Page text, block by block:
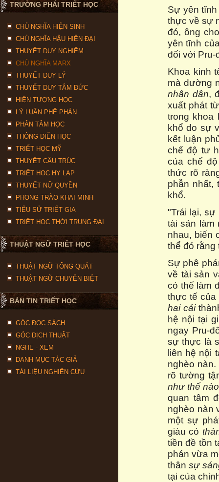
TRƯỜNG PHÁI TRIẾT HỌC
CHỦ NGHĨA HIỆN SINH
CHỦ NGHĨA HẬU HIỆN ĐẠI
THUYẾT DUY NGHIỆM
CHỦ NGHĨA MARX
THUYẾT DUY LÝ
THUYẾT DUY TÂM ĐỨC
HIỆN TƯỢNG HỌC
LÝ LUẬN PHÊ PHÁN
PHÂN TÂM HỌC
THÔNG DIỄN HỌC
TRIẾT HỌC MỸ
THUYẾT CẤU TRÚC
TRIẾT HỌC HY LẠP
THUYẾT NỮ QUYỀN
PHONG TRÀO KHAI MINH
TIỂU SỬ TRIẾT GIA
TRIẾT HỌC THỜI TRUNG ĐẠI
THUẬT NGỮ TRIẾT HỌC
THUẬT NGỮ TỔNG QUÁT
THUẬT NGỮ CHUYÊN BIỆT
BẢN TIN TRIẾT HỌC
GÓC ĐỌC SÁCH
GÓC DỊCH THUẬT
NGHE - XEM
DANH MỤC TÁC GIẢ
TÀI LIỆU NGHIÊN CỨU
Sự yên
thực về sự
đó, ông
yên tĩnh
đối với Pru-
Khoa kinh
mà dường
nhân dân,
xuất phát
trong khoa
khổ do sự
kết luận
chế độ tư
của chế
thức rõ
phẫn nhất,
khổ.
"Trái lại,
tài sản làm
nhau, biến
thể đó rằng
Sự phê
về tài sản
có thể làm
thực tế của
hai cái
hệ nội tại
ngay Pru-
sự thực là
liên hệ nội
nghèo
rõ tường
như thế nào
quan tâm
nghèo nàn
một sự
giàu có
tiền đề tồn
phán vừa
thânsự
tại của